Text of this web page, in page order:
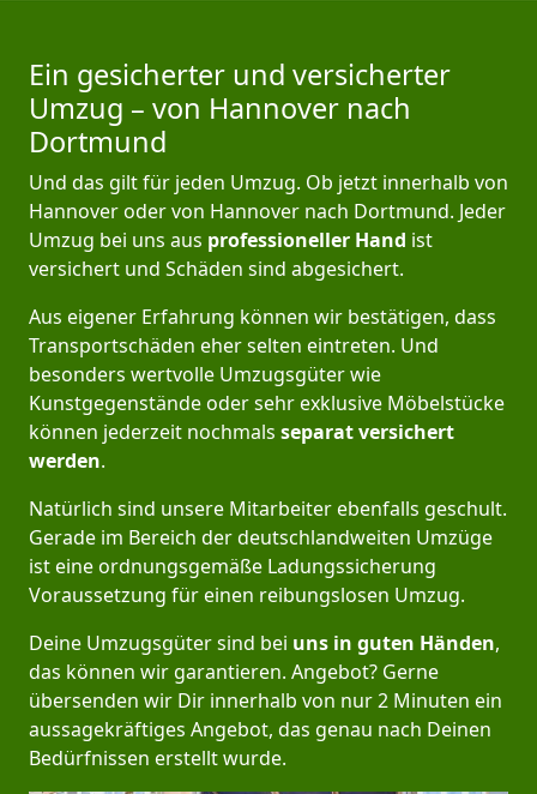
Ein gesicherter und versicherter
Umzug – von Hannover nach
Dortmund
Und das gilt für jeden Umzug. Ob jetzt innerhalb von
Hannover oder von Hannover nach Dortmund. Jeder
Umzug bei uns aus professioneller Hand ist
versichert und Schäden sind abgesichert.
Aus eigener Erfahrung können wir bestätigen, dass
Transportschäden eher selten eintreten. Und
besonders wertvolle Umzugsgüter wie
Kunstgegenstände oder sehr exklusive Möbelstücke
können jederzeit nochmals separat versichert
werden.
Natürlich sind unsere Mitarbeiter ebenfalls geschult.
Gerade im Bereich der deutschlandweiten Umzüge
ist eine ordnungsgemäße Ladungssicherung
Voraussetzung für einen reibungslosen Umzug.
Deine Umzugsgüter sind bei uns in guten Händen,
das können wir garantieren. Angebot? Gerne
übersenden wir Dir innerhalb von nur 2 Minuten ein
aussagekräftiges Angebot, das genau nach Deinen
Bedürfnissen erstellt wurde.